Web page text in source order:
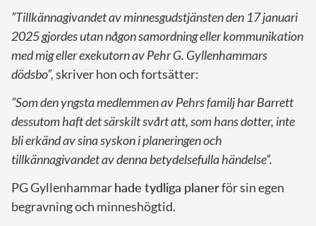
”Tillkännagivandet av minnesgudstjänsten den 17 januari
2025 gjordes utan någon samordning eller kommunikation
med mig eller exekutorn av Pehr G. Gyllenhammars
dödsbo”,skriver hon och fortsätter:
”Som den yngsta medlemmen av Pehrs familj har Barrett
dessutom haft det särskilt svårt att, som hans dotter, inte
bli erkänd av sina syskon i planeringen och
tillkännagivandet av denna betydelsefulla händelse”.
PG Gyllenhammarhade tydliga planerför sin egen
begravning och minneshögtid.